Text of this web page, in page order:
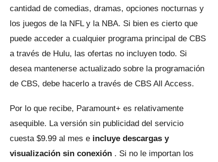
cantidad de comedias, dramas, opciones nocturnas y
los juegos de la NFL y la NBA. Si bien es cierto que
puede acceder a cualquier programa principal de CBS
a través de Hulu, las ofertas no incluyen todo. Si
desea mantenerse actualizado sobre la programación
de CBS, debe hacerlo a través de CBS All Access.
Por lo que recibe, Paramount+ es relativamente
asequible. La versión sin publicidad del servicio
cuesta $9.99 al mes e incluye descargas y
visualización sin conexión . Si no le importan los